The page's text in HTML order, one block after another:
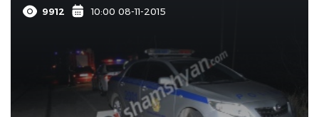
9912 10:00 08-11-2015